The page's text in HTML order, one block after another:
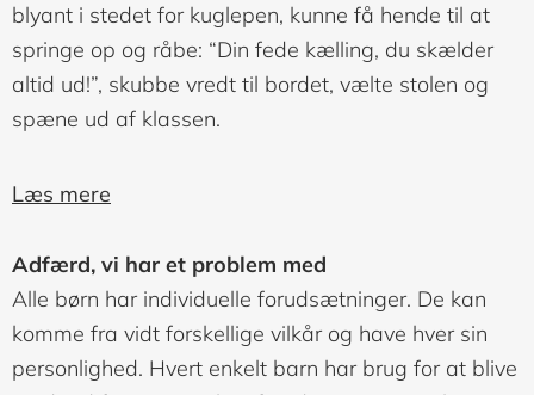
blyant i stedet for kuglepen, kunne få hende til at
springe op og råbe: “Din fede kælling, du skælder
altid ud!”, skubbe vredt til bordet, vælte stolen og
spæne ud af klassen.
Læs mere
Adfærd, vi har et problem med
Alle børn har individuelle forudsætninger. De kan
komme fra vidt forskellige vilkår og have hver sin
personlighed. Hvert enkelt barn har brug for at blive